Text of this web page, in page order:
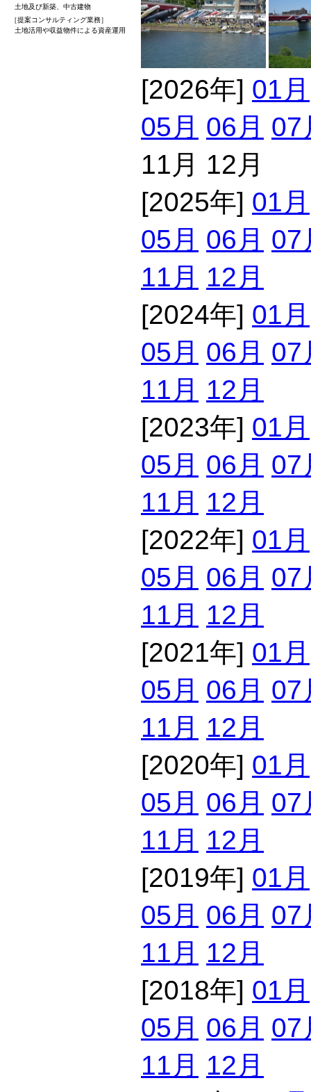
[2026年] 01月
05月 06月 07
11月 12月
[2025年] 01月
05月 06月 07
11月 12月
[2024年] 01月
05月 06月 07
11月 12月
[2023年] 01月
05月 06月 07
11月 12月
[2022年] 01月
05月 06月 07
11月 12月
[2021年] 01月
05月 06月 07
11月 12月
[2020年] 01月
05月 06月 07
11月 12月
[2019年] 01月
05月 06月 07
11月 12月
[2018年] 01月
05月 06月 07
11月 12月
土地及び新築、中古建物
［提案コンサルティング業務］
土地活用や収益物件による資産運用